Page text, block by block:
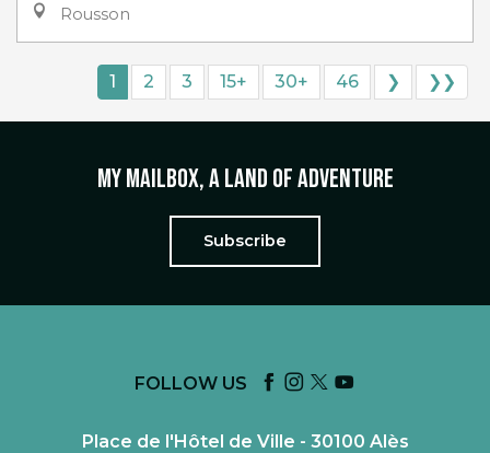
Rousson
1 2 3 15+ 30+ 46 ❯ ❯❯
My mailbox, a land of adventure
Subscribe
FOLLOW US
Place de l'Hôtel de Ville - 30100 Alès